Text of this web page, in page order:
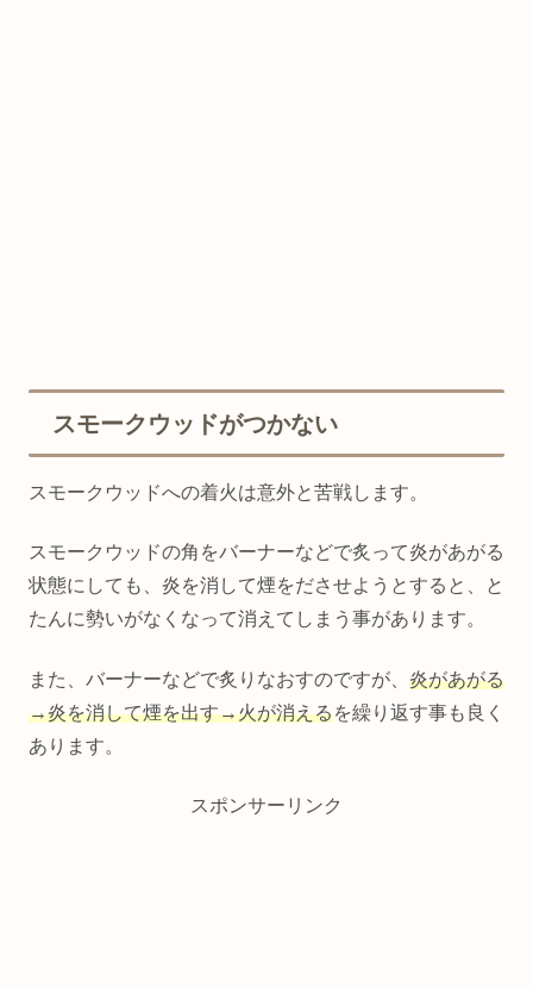
スモークウッドがつかない
スモークウッドへの着火は意外と苦戦します。
スモークウッドの角をバーナーなどで炙って炎があがる
状態にしても、炎を消して煙をださせようとすると、と
たんに勢いがなくなって消えてしまう事があります。
また、バーナーなどで炙りなおすのですが、 炎があがる
→炎を消して煙を出す→火が消えるを繰り返す事も良く
あります。
スポンサーリンク